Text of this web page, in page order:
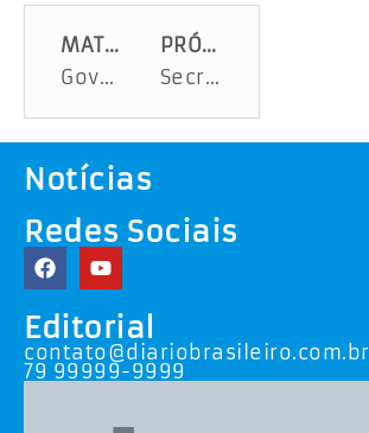
MATÉRIA ANTERIOR
Governo divulga lista final de aprovados e excedentes da CNH Caminhoneiro
PRÓXIMA MATÉRIA
Secretaria de Estado da Educação abre pré-cadastro de matrícula para estudantes da Educação Especial
Notícias
Redes Sociais
Editorial
contato@diariobrasileiro.com.br
79 99999-9999